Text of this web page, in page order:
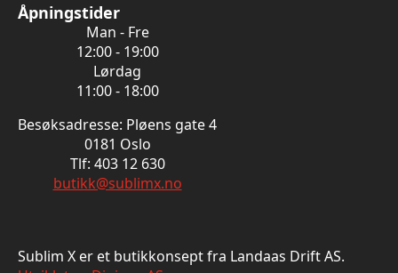
Åpningstider
Man - Fre
12:00 - 19:00
Lørdag
11:00 - 18:00
Besøksadresse: Pløens gate 4
0181 Oslo
Tlf: 403 12 630
butikk@sublimx.no
Sublim X er et butikkonsept fra Landaas Drift AS.